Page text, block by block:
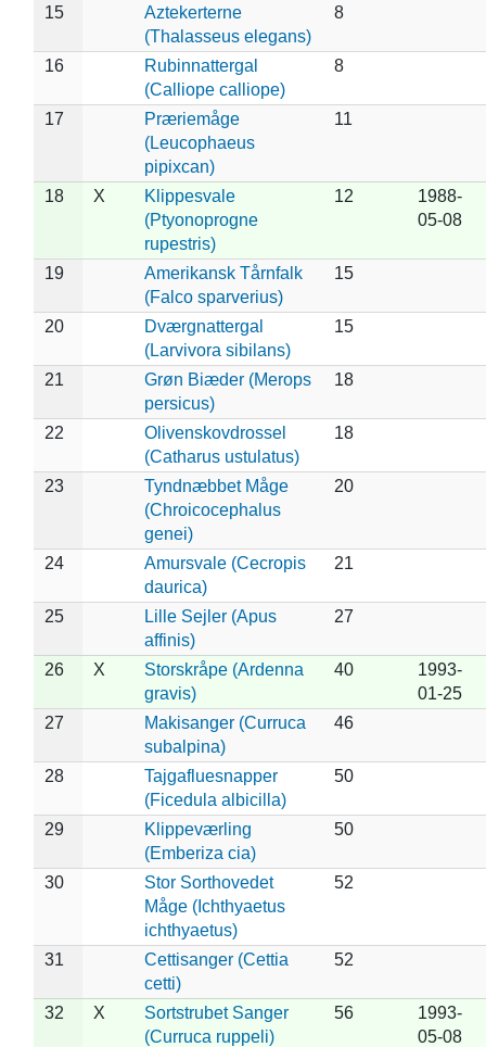
15
Aztekerterne
(Thalasseus elegans)
8
16
Rubinnattergal
(Calliope calliope)
8
17
Præriemåge
(Leucophaeus
pipixcan)
11
18 X
Klippesvale
(Ptyonoprogne
rupestris)
12
1988-
05-08
19
Amerikansk Tårnfalk
(Falco sparverius)
15
20
Dværgnattergal
(Larvivora sibilans)
15
21
Grøn Biæder (Merops
persicus)
18
22
Olivenskovdrossel
(Catharus ustulatus)
18
23
Tyndnæbbet Måge
(Chroicocephalus
genei)
20
24
Amursvale (Cecropis
daurica)
21
25
Lille Sejler (Apus
affinis)
27
26 X
Storskråpe (Ardenna
gravis)
40
1993-
01-25
27
Makisanger (Curruca
subalpina)
46
28
Tajgafluesnapper
(Ficedula albicilla)
50
29
Klippeværling
(Emberiza cia)
50
30
Stor Sorthovedet
Måge (Ichthyaetus
ichthyaetus)
52
31
Cettisanger (Cettia
cetti)
52
32 X
Sortstrubet Sanger
(Curruca ruppeli)
56
1993-
05-08